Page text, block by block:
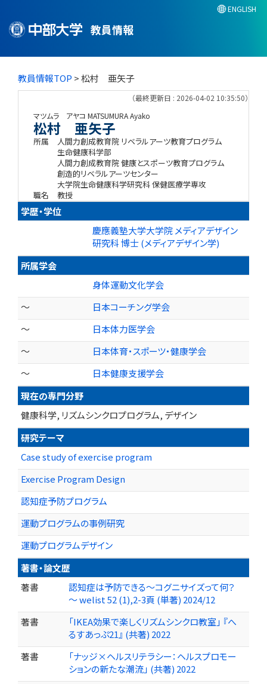
教員情報
ENGLISH
教員情報TOP > 松村 亜矢子
（最終更新日 : 2026-04-02 10:35:50）
マツムラ アヤコ MATSUMURA Ayako
松村 亜矢子
所属
人間力創成教育院 リベラルアーツ教育プログラム
生命健康科学部
人間力創成教育院 健康とスポーツ教育プログラム
創造的リベラルアーツセンター
大学院生命健康科学研究科 保健医療学専攻
職名
教授
学歴・学位
慶應義塾大学大学院 メディアデザイン
研究科 博士 (メディアデザイン学)
所属学会
身体運動文化学会
～
日本コーチング学会
～
日本体力医学会
～
日本体育・スポーツ・健康学会
～
日本健康支援学会
現在の専門分野
健康科学, リズムシンクロプログラム, デザイン
研究テーマ
Case study of exercise program
Exercise Program Design
認知症予防プログラム
運動プログラムの事例研究
運動プログラムデザイン
著書・論文歴
著書
認知症は予防できる～コグニサイズって何？
～ welist 52 (1),2-3頁 (単著) 2024/12
著書
「IKEA効果で楽しくリズムシンクロ教室」 『へ
るすあっぷ21』 (共著) 2022
著書
「ナッジ×ヘルスリテラシー：ヘルスプロモー
ションの新たな潮流」 (共著) 2022